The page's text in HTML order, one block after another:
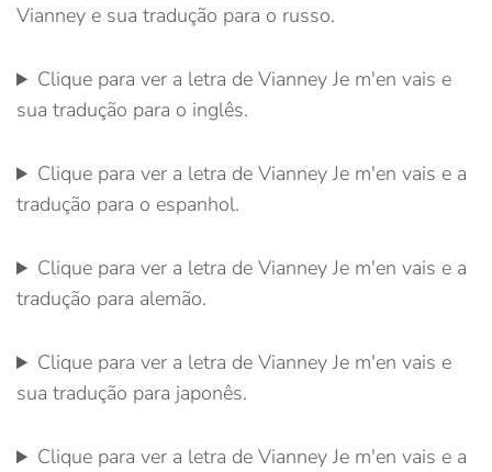
Vianney e sua tradução para o russo.
Clique para ver a letra de Vianney Je m'en vais e
sua tradução para o inglês.
Clique para ver a letra de Vianney Je m'en vais e a
tradução para o espanhol.
Clique para ver a letra de Vianney Je m'en vais e a
tradução para alemão.
Clique para ver a letra de Vianney Je m'en vais e
sua tradução para japonês.
Clique para ver a letra de Vianney Je m'en vais e a